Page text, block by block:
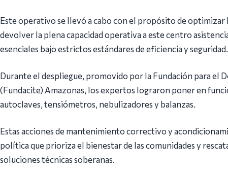
Este operativo se llevó a cabo con el propósito de
devolver la plena capacidad operativa a este centro
esenciales bajo estrictos estándares de eficiencia y seguridad.
Durante el despliegue, promovido por la Fundación para el
(Fundacite) Amazonas, los expertos lograron poner en
autoclaves, tensiómetros, nebulizadores y balanzas.
Estas acciones de mantenimiento correctivo y
política que prioriza el bienestar de las comunidades y
soluciones técnicas soberanas.